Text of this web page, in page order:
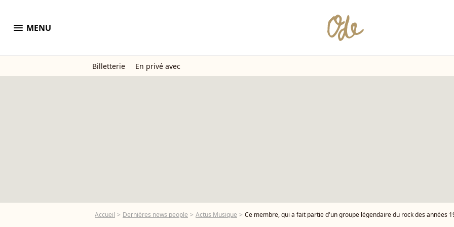
menu MENU
Billetterie En privé avec
Accueil Dernières news people Actus Musique Ce membre, qui a fait partie d'un groupe légendaire du rock des années